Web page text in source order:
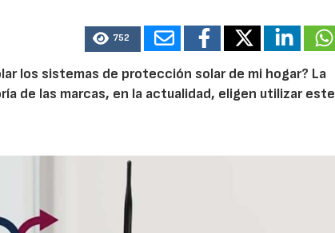
752
los sistemas de protección solar de mi hogar? La
de las marcas, en la actualidad, eligen utilizar este